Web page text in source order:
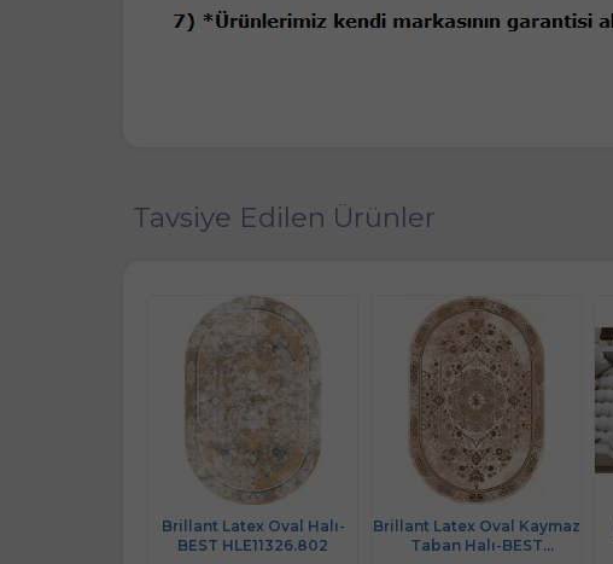
Tavsiye Edilen Ürünler
Brillant Latex Oval Halı-
BEST HLE11326.802
Brillant Latex Oval Kaymaz
Taban Halı-BEST